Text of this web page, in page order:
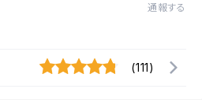
通報する
(111)